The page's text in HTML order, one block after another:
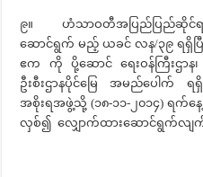
၉။ ဟံသာဝတီအပြည်ပြည်ဆိုင်ရ
ဆောင်ရွက် မည့် ယခင် လန/၃၉ ရရှိပြီ
ဧက ကို ပို့ဆောင် ရေးဝန်ကြီးဌာန၊
ဦးစီးဌာနပိုင်‌‌မြေ အမည်ပေါက်
အစိုးရအဖွဲ့သို့ ‌(၁၈-၁၁-၂၀၁၄) ရက်န
လှစ်၍ လျှောက်ထားဆောင်ရွက်လျ